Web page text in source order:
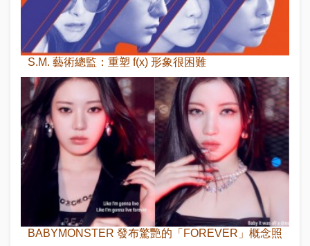
S.M. 藝術總監：重塑 f(x) 形象很困難
BABYMONSTER 發布驚艷的「FOREVER」概念照